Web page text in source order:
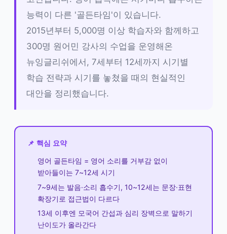
능력이 다른 '골든타임'이 있습니다.
2015년부터 5,000명 이상 학습자와 함께하고
300명 원어민 강사의 수업을 운영해온
뉴잉글리쉬에서, 7세부터 12세까지 시기별
학습 전략과 시기를 놓쳤을 때의 현실적인
대안을 정리했습니다.
📌 핵심 요약
영어 골든타임 = 영어 소리를 거부감 없이
받아들이는 7~12세 시기
7~9세는 발음·소리 흡수기, 10~12세는 문장·표현
확장기로 접근법이 다르다
13세 이후엔 모국어 간섭과 심리 장벽으로 말하기
난이도가 올라간다